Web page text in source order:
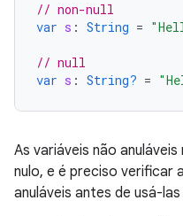
// non-null
var s : String =
// null
var s : String? =
As variáveis não
nulo, e é preciso verificar
anuláveis antes de usá-